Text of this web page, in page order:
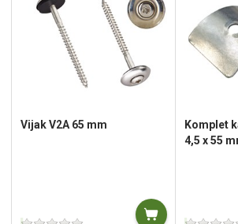
Vijak V2A 65 mm
Komplet
4,5 x 55